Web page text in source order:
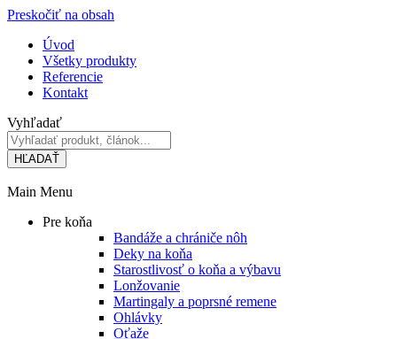
Preskočiť na obsah
Úvod
Všetky produkty
Referencie
Kontakt
Vyhľadať
HĽADAŤ
Main Menu
Pre koňa
Bandáže a chrániče nôh
Deky na koňa
Starostlivosť o koňa a výbavu
Lonžovanie
Martingaly a poprsné remene
Ohlávky
Oťaže